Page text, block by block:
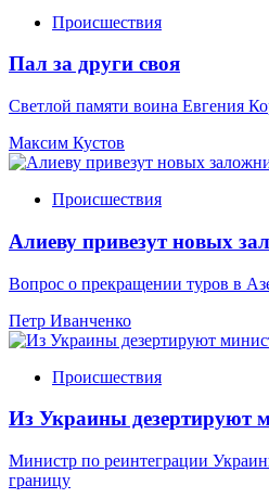
Происшествия
Пал за други своя
Светлой памяти воина Евгения
Максим Кустов
Происшествия
Алиеву привезут новых
Вопрос о прекращении туров в
Петр Иванченко
Происшествия
Из Украины дезертируют
Министр по реинтеграции
границу